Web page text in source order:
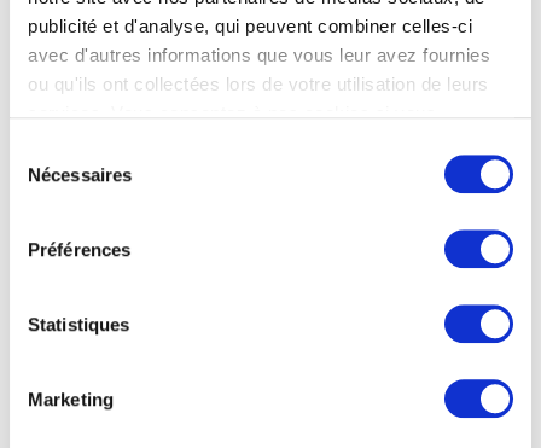
publicité et d'analyse, qui peuvent combiner celles-ci
avec d'autres informations que vous leur avez fournies
ou qu'ils ont collectées lors de votre utilisation de leurs
Nécessaires
Préférences
Statistiques
Marketing